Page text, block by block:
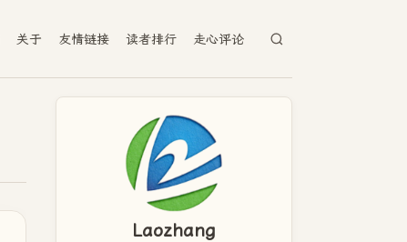
关于 友情链接 读者排行 走心评论
Laozhang